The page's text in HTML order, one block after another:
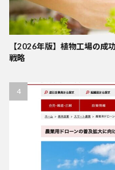
【2026年版】植物工場の成
戦略